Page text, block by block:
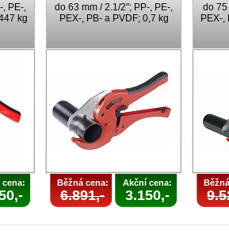
, PE-,
kg
cena:
do 63 mm / 2.1/2"; PP-, PE-,
PEX-, PB- a PVDF; 0,7 kg
Běžná cena:
6.891,-
Akční cena:
3.150,-
do 75
PEX-,